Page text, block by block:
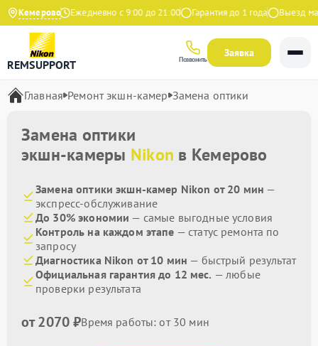
Кемерово
на Яндекс Ежедневно с 9:00 до 21:00 Гарантия до 1 года Выезд
REMSUPPORT Позвонить
Заявка
Главная Ремонт экшн-камер Замена оптики
Замена оптики
экшн-камеры Nikon в Кемерово
Замена оптики экшн-камер Nikon от 20 мин —
экспресс-обслуживание
До 30% экономии — самые выгодные условия
Контроль на каждом этапе — статус ремонта по
запросу
Диагностика Nikon от 10 мин — быстрый результат
Официальная гарантия до 12 мес. — любые
проверки результата
от 2070 ₽Время работы: от 30 мин